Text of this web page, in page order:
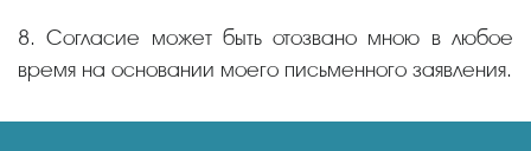
8. Согласие может быть отозвано мною в любое
время на основании моего письменного заявления.